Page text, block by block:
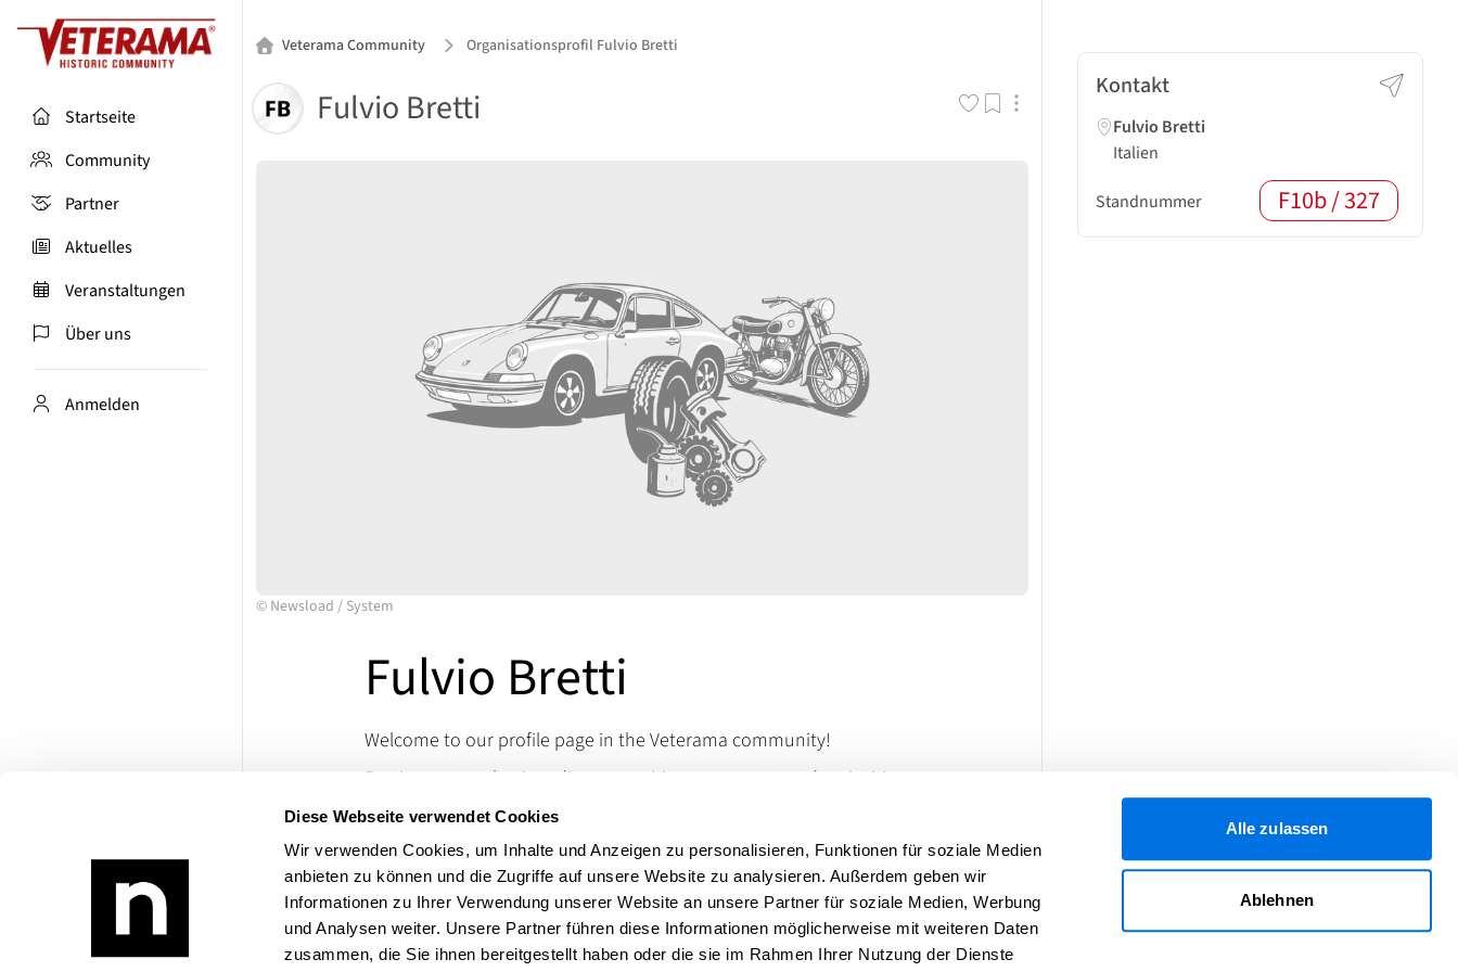
Diese Webseite verwendet Cookies
Wir verwenden Cookies, um Inhalte und Anzeigen zu personalisieren, Funktionen für soziale Medien
anbieten zu können und die Zugriffe auf unsere Website zu analysieren. Außerdem geben wir
Informationen zu Ihrer Verwendung unserer Website an unsere Partner für soziale Medien, Werbung
und Analysen weiter. Unsere Partner führen diese Informationen möglicherweise mit weiteren Daten
zusammen, die Sie ihnen bereitgestellt haben oder die sie im Rahmen Ihrer Nutzung der Dienste
Alle zulassen
Ablehnen
Startseite
Community
Partner
Aktuelles
Veranstaltungen
Über uns
Anmelden
Veterama Community Organisationsprofil Fulvio Bretti
Fulvio Bretti
© Newsload / System
Fulvio Bretti
Welcome to our profile page in the Veterama community!
Passion meets classics - discover rarities, spare parts and curiosities
with us that make the mechanic's heart beat faster. Visit us at
If you have any questions, you can reach us via our contact details.
Product range:Motorradteile Old bikes
Kontakt
Fulvio Bretti
Italien
Standnummer F10b / 327